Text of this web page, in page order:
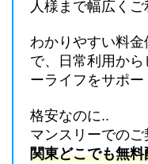
人様まで幅広くご
わかりやすい料金
で、日常利用か
ーライフをサポー
格安なのに..
マンスリーでのご
関東どこでも無料